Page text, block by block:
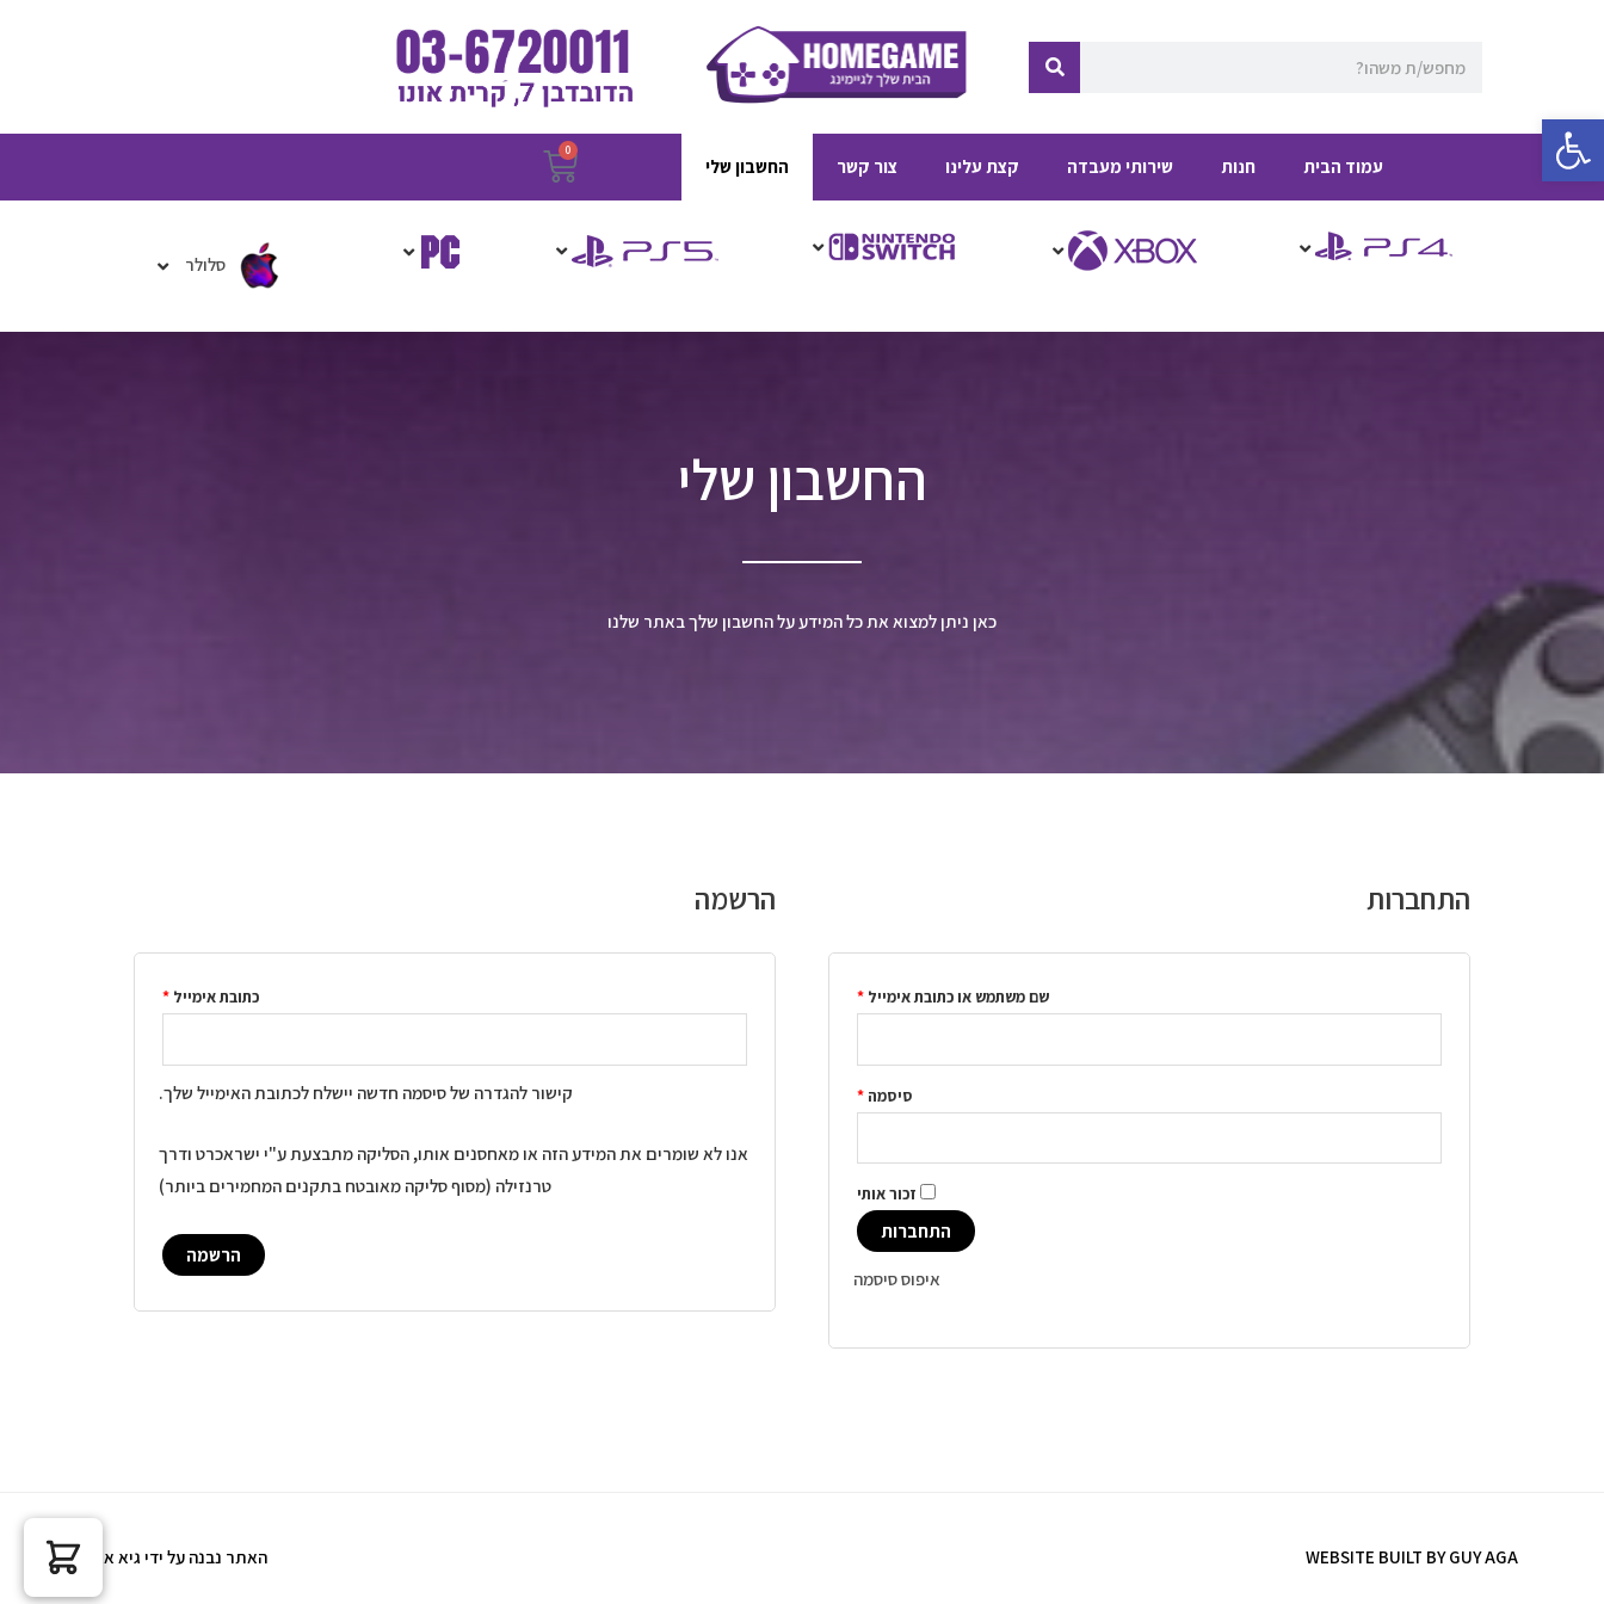
פתח סרגל נגישות
חיפוש
עמוד הבית חנות שירותי מעבדה קצת עלינו צור קשר החשבון שלי
0 עגלת
קניות
סלולר
החשבון שלי
כאן ניתן למצוא את כל המידע על החשבון שלך באתר שלנו
התחברות
שם משתמש או כתובת אימייל *
סיסמה *
זכור אותי
התחברות
איפוס סיסמה
הרשמה
כתובת אימייל *
קישור להגדרה של סיסמה חדשה יישלח לכתובת האימייל שלך.
אנו לא שומרים את המידע הזה או מאחסנים אותו, הסליקה מתבצעת ע"י ישראכרט ודרך
טרנזילה (מסוף סליקה מאובטח בתקנים המחמירים ביותר)
הרשמה
WEBSITE BUILT BY GUY AGA האתר נבנה על ידי גיא אגא